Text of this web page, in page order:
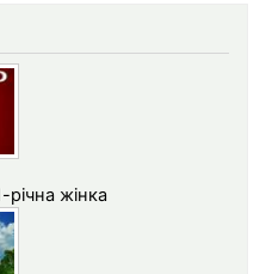
річна жінка